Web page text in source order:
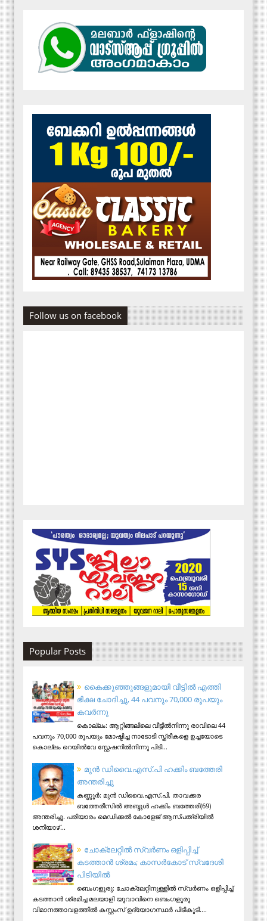
Follow us on facebook
Popular Posts
കൈക്കുഞ്ഞുങ്ങളുമായി വീട്ടിൽ എത്തി
ഭിക്ഷ ചോദിച്ചു, 44 പവനും 70,000 രൂപയും
കവർന്നു
കൊല്ലം: ആറ്റിങ്ങലിലെ വീട്ടിൽനിന്നു രാവിലെ 44
പവനും 70,000 രൂപയും മോഷ്ടിച്ച നാടോടി സ്ത്രീകളെ ഉച്ചയോടെ
കൊല്ലം റെയിൽവേ സ്റ്റേഷനിൽനിന്നു പിടി...
മുന്‍ ഡിവൈ.എസ്.പി ഹക്കിം ബത്തേരി
അന്തരിച്ചു
കണ്ണൂര്‍: മുന്‍ ഡിവൈ.എസ്.പി. താവക്കര
ബത്തേരീസില്‍ അബ്ദുള്‍ ഹക്കിം ബത്തേരി(69)
അന്തരിച്ചു. പരിയാരം മെഡിക്കല്‍ കോളേജ് ആസ്​പത്രിയില്‍
ശനിയാഴ്...
ചോക്ലേറ്റിൽ സ്വർണം ഒളിപ്പിച്ച്
കടത്താൻ ശ്രമം; കാസർകോട് സ്വദേശി
പിടിയില്‍
ബെംഗളൂരു: ചോക്ലേറ്റിനുള്ളിൽ സ്വർണം ഒളിപ്പിച്ച്
കടത്താൻ ശ്രമിച്ച മലയാളി യുവാവിനെ ബെംഗളൂരു
വിമാനത്താവളത്തിൽ കസ്റ്റംസ് ഉദ്യോഗസ്ഥർ പിടികൂടി....